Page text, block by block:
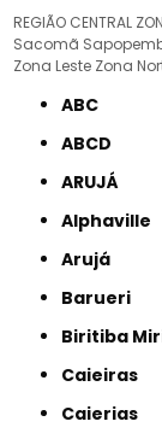
REGIÃO CENTRAL
Sacomã
Zona Leste Zona
ABC
ABCD
ARUJÁ
Alphaville
Arujá
Barueri
Biritiba
Caieiras
Caierias